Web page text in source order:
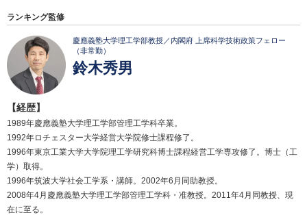
ランキング監修
慶應義塾大学理工学部教授／内閣府 上席科学技術政策フェロー
（非常勤）
鈴木秀男
【経歴】
1989年慶應義塾大学理工学部管理工学科卒業。
1992年ロチェスター大学経営大学院修士課程修了。
1996年東京工業大学大学院理工学研究科博士課程経営工学専攻修了。博士（工
学）取得。
1996年筑波大学社会工学系・講師。2002年6月同助教授。
2008年4月慶應義塾大学理工学部管理工学科・准教授。2011年4月同教授、現
在に至る。